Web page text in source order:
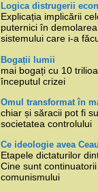
Logica distrugerii
Explicația implicării
puternici în
sistemului care i-a
Bogații lumii
mai bogați cu 10
începutul crizei
Omul transformat în
chiar și săracii pot fi
societatea controlului
Ce ideologie avea
Etapele dictaturilor
Cine sunt
comunismului